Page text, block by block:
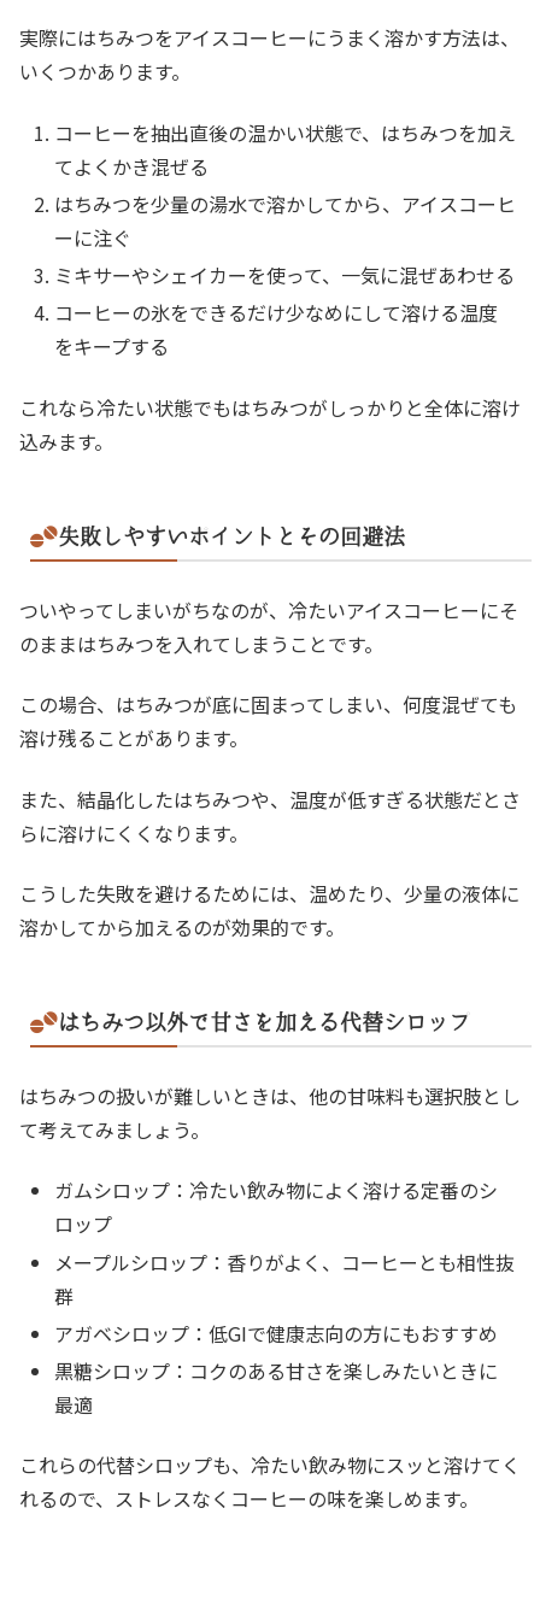
実際にはちみつをアイスコーヒーにうまく溶かす方法は、
いくつかあります。
コーヒーを抽出直後の温かい状態で、はちみつを加え
てよくかき混ぜる
はちみつを少量の湯水で溶かしてから、アイスコーヒ
ーに注ぐ
ミキサーやシェイカーを使って、一気に混ぜあわせる
コーヒーの氷をできるだけ少なめにして溶ける温度
をキープする
これなら冷たい状態でもはちみつがしっかりと全体に溶け
込みます。
失敗しやすいポイントとその回避法
ついやってしまいがちなのが、冷たいアイスコーヒーにそ
のままはちみつを入れてしまうことです。
この場合、はちみつが底に固まってしまい、何度混ぜても
溶け残ることがあります。
また、結晶化したはちみつや、温度が低すぎる状態だとさ
らに溶けにくくなります。
こうした失敗を避けるためには、温めたり、少量の液体に
溶かしてから加えるのが効果的です。
はちみつ以外で甘さを加える代替シロップ
はちみつの扱いが難しいときは、他の甘味料も選択肢とし
て考えてみましょう。
ガムシロップ：冷たい飲み物によく溶ける定番のシ
ロップ
メープルシロップ：香りがよく、コーヒーとも相性抜
群
アガベシロップ：低GIで健康志向の方にもおすすめ
黒糖シロップ：コクのある甘さを楽しみたいときに
最適
これらの代替シロップも、冷たい飲み物にスッと溶けてく
れるので、ストレスなくコーヒーの味を楽しめます。